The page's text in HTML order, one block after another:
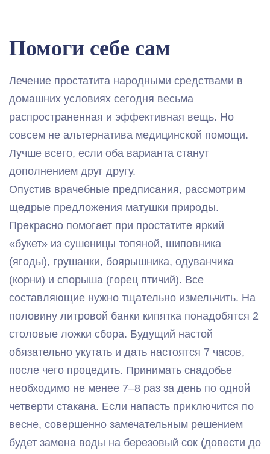
Помоги себе сам
Лечение простатита народными средствами в
домашних условиях сегодня весьма
распространенная и эффективная вещь. Но
совсем не альтернатива медицинской помощи.
Лучше всего, если оба варианта станут
дополнением друг другу.
Опустив врачебные предписания, рассмотрим
щедрые предложения матушки природы.
Прекрасно помогает при простатите яркий
«букет» из сушеницы топяной, шиповника
(ягоды), грушанки, боярышника, одуванчика
(корни) и спорыша (горец птичий). Все
составляющие нужно тщательно измельчить. На
половину литровой банки кипятка понадобятся 2
столовые ложки сбора. Будущий настой
обязательно укутать и дать настоятся 7 часов,
после чего процедить. Принимать снадобье
необходимо не менее 7–8 раз за день по одной
четверти стакана. Если напасть приключится по
весне, совершенно замечательным решением
будет замена воды на березовый сок (довести до